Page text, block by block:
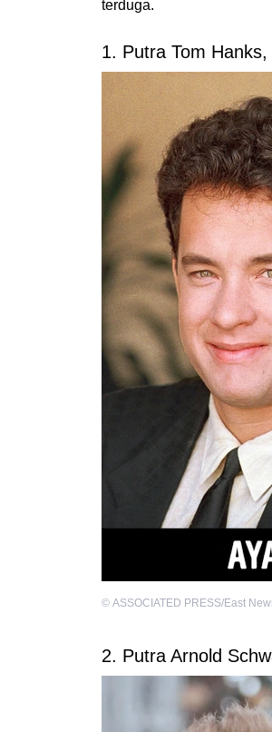
terduga.
1. Putra Tom
© ASSOCIATED PRESS/East
2. Putra Arnold